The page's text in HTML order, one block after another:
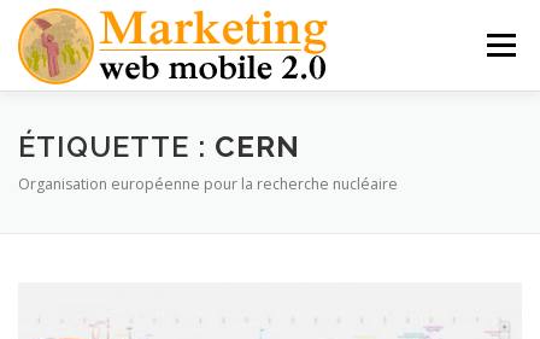
contenu
Menu
MES LIVRES THÈSE PRO MARKETING MOBILE
M-COMMERCE INTERVIEWS
ÉTIQUETTE : CERN
Organisation européenne pour la recherche nucléaire